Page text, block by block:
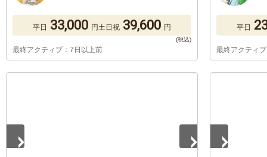
平日 33,000 円土日祝 39,600 円
最終アクティブ：7日以上前
平日
最終アクティ